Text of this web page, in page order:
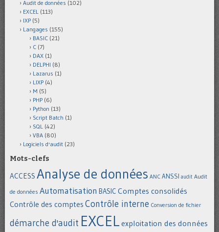
Audit de données (102)
EXCEL (113)
IXP (5)
Langages (155)
BASIC (21)
C (7)
DAX (1)
DELPHI (8)
Lazarus (1)
LIXP (4)
M (5)
PHP (6)
Python (13)
Script Batch (1)
SQL (42)
VBA (80)
Logiciels d'audit (23)
Mots-clefs
ACCESS Analyse de données ANC ANSSI audit Audit
de données Automatisation BASIC Comptes consolidés
Contrôle des comptes Contrôle interne Conversion de fichier
démarche d'audit EXCEL exploitation des données